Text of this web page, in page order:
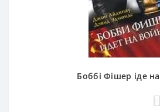
Боббі Фішер іде